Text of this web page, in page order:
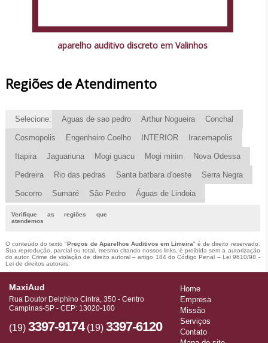
aparelho auditivo discreto em Valinhos
Regiões de Atendimento
Selecione: Aguas de sao pedro Arthur Nogueira Conchal
Cosmopolis Engenheiro Coelho INTERIOR Iracemapolis
Itapira Jaguariuna Mogi guacu Mogi mirim Nova Odessa
Pedreira Rio das pedras Santa batbara d'oeste Serra Negra
Socorro Sumaré São Pedro Águas de Lindoia
Verifique as regiões que
atendemos
O conteúdo do texto " Preços de Aparelhos Auditivos em Limeira" é de direito reservado.
Sua reprodução, parcial ou total, mesmo citando nossos links, é proibida sem a autorização
do autor. Crime de violação de direito autoral – artigo 184 do Código Penal – Lei 9610/98 -
Lei de direitos autorais.
MaxiAud
Rua Doutor Delphino Cintra, 350 - Centro
Campinas-SP - CEP: 13020-100
(19) 3397-9174(19) 3397-6120
Home
Empresa
Missão
Serviços
Contato